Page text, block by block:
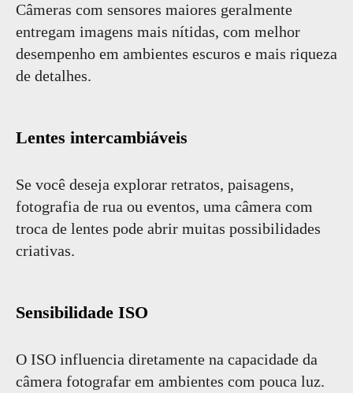
Câmeras com sensores maiores geralmente
entregam imagens mais nítidas, com melhor
desempenho em ambientes escuros e mais riqueza
de detalhes.
Lentes intercambiáveis
Se você deseja explorar retratos, paisagens,
fotografia de rua ou eventos, uma câmera com
troca de lentes pode abrir muitas possibilidades
criativas.
Sensibilidade ISO
O ISO influencia diretamente na capacidade da
câmera fotografar em ambientes com pouca luz.